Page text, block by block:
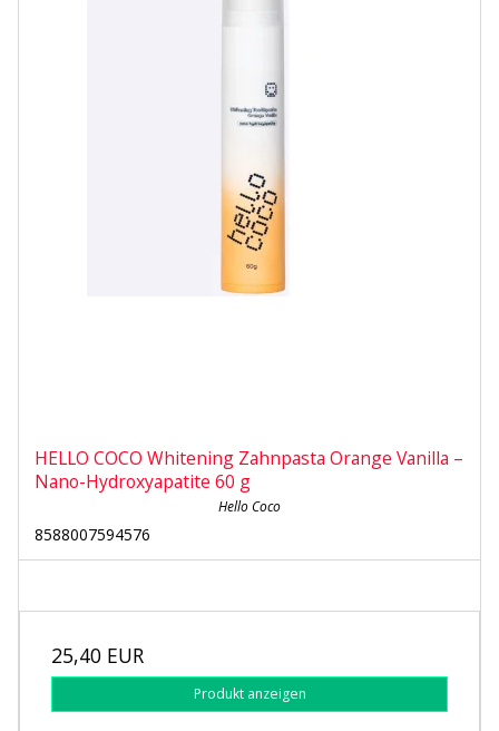
HELLO COCO Whitening Zahnpasta Orange Vanilla –
Nano-Hydroxyapatite 60 g
Hello Coco
8588007594576
25,40 EUR
Produkt anzeigen